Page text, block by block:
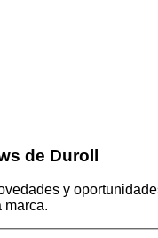
de Duroll
y
marca.